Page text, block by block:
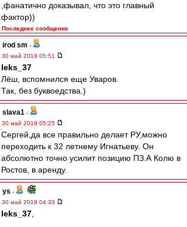
,фанатично доказывал, что это главный
фактор))
Последнее сообщение
irod sm -
30 май 2019 05:51
leks_37
Лёш, вспомнился еще Уваров.
Так, без буквоедства.)
slava1 -
30 май 2019 05:25
Сергей,да все правильно делает РУ,можно
переходить к 32 летнему Игнатьеву. Он
абсолютно точно усилит позицию ПЗ.А Колю в
Ростов, в аренду.
ys -
30 май 2019 04:33
leks_37